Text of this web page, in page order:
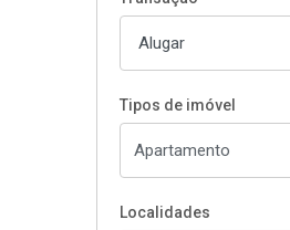
Tipos de imóvel
Localidades